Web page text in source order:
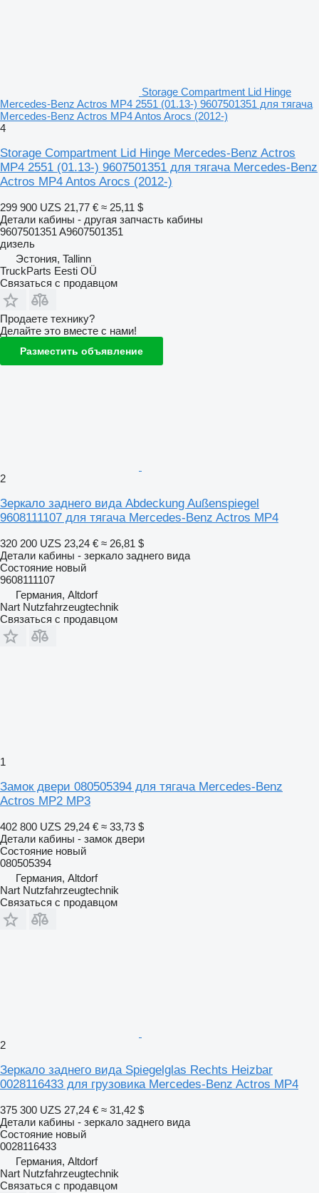
Storage Compartment Lid Hinge
Mercedes-Benz Actros MP4 2551 (01.13-) 9607501351 для тягача
Mercedes-Benz Actros MP4 Antos Arocs (2012-)
4
Storage Compartment Lid Hinge Mercedes-Benz Actros
MP4 2551 (01.13-) 9607501351 для тягача Mercedes-Benz
Actros MP4 Antos Arocs (2012-)
299 900 UZS 21,77 € ≈ 25,11 $
Детали кабины - другая запчасть кабины
9607501351 A9607501351
дизель
Эстония, Tallinn
TruckParts Eesti OÜ
Связаться с продавцом
Продаете технику?
Делайте это вместе с нами!
Разместить объявление
2
Зеркало заднего вида Abdeckung Außenspiegel
9608111107 для тягача Mercedes-Benz Actros MP4
320 200 UZS 23,24 € ≈ 26,81 $
Детали кабины - зеркало заднего вида
Состояние новый
9608111107
Германия, Altdorf
Nart Nutzfahrzeugtechnik
Связаться с продавцом
1
Замок двери 080505394 для тягача Mercedes-Benz
Actros MP2 MP3
402 800 UZS 29,24 € ≈ 33,73 $
Детали кабины - замок двери
Состояние новый
080505394
Германия, Altdorf
Nart Nutzfahrzeugtechnik
Связаться с продавцом
2
Зеркало заднего вида Spiegelglas Rechts Heizbar
0028116433 для грузовика Mercedes-Benz Actros MP4
375 300 UZS 27,24 € ≈ 31,42 $
Детали кабины - зеркало заднего вида
Состояние новый
0028116433
Германия, Altdorf
Nart Nutzfahrzeugtechnik
Связаться с продавцом